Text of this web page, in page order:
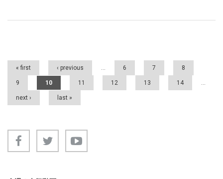
Pages
« first ‹ previous 6 7 8
9 10 11 12 13 14
next › last »